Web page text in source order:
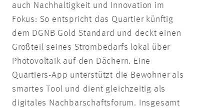
auch Nachhaltigkeit und Innovation im
Fokus: So entspricht das Quartier künftig
dem DGNB Gold Standard und deckt einen
Großteil seines Strombedarfs lokal über
Photovoltaik auf den Dächern. Eine
Quartiers-App unterstützt die Bewohner als
smartes Tool und dient gleichzeitig als
digitales Nachbarschaftsforum. Insgesamt